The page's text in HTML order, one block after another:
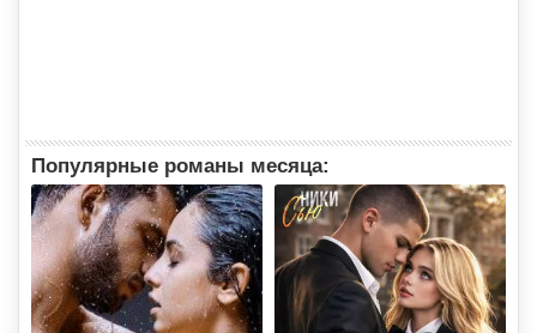
Популярные романы месяца: